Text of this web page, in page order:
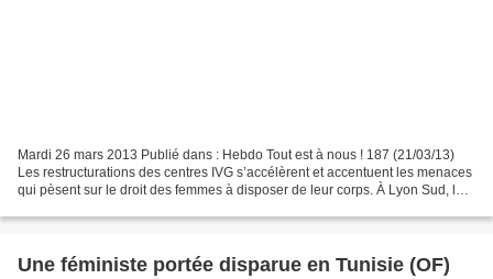
Mardi 26 mars 2013 Publié dans : Hebdo Tout est à nous ! 187 (21/03/13)
Les restructurations des centres IVG s’accélèrent et accentuent les menaces
qui pèsent sur le droit des femmes à disposer de leur corps. À Lyon Sud, la
Une féministe portée disparue en Tunisie (OF)